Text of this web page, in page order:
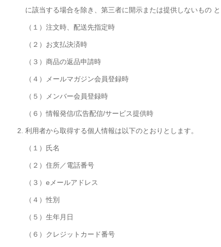
に該当する場合を除き、第三者に開示または提供しないもの
（１） 注文時、配送先指定時
（２） お支払決済時
（３） 商品の返品申請時
（４） メールマガジン会員登録時
（５） メンバー会員登録時
（６）情報発信/広告配信/サービス提供時
利用者から取得する個人情報は以下のとおりとします。
（１） 氏名
（２） 住所／電話番号
（３） eメールアドレス
（４）性別
（５） 生年月日
（６） クレジットカード番号